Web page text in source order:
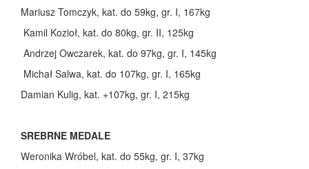
Mariusz Tomczyk, kat. do 59kg, gr. I, 167kg
Kamil Kozioł, kat. do 80kg, gr. II, 125kg
Andrzej Owczarek, kat. do 97kg, gr. I, 145kg
Michał Salwa, kat. do 107kg, gr. I, 165kg
Damian Kulig, kat. +107kg, gr. I, 215kg
SREBRNE MEDALE
Weronika Wróbel, kat. do 55kg, gr. I, 37kg